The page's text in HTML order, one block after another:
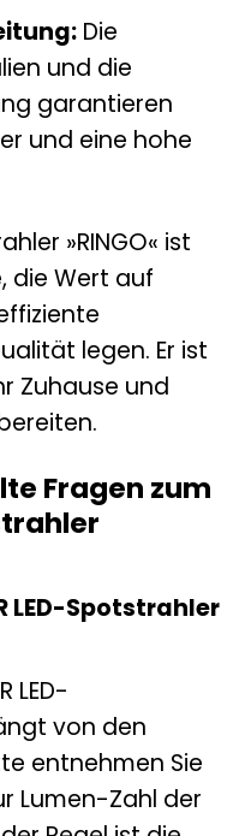
Die
und die
garantieren
und eine hohe
»RINGO« ist
die Wert auf
legen. Er ist
Zuhause und
Fragen zum
LED-Spotstrahler
LED-
von den
entnehmen Sie
Lumen-Zahl der